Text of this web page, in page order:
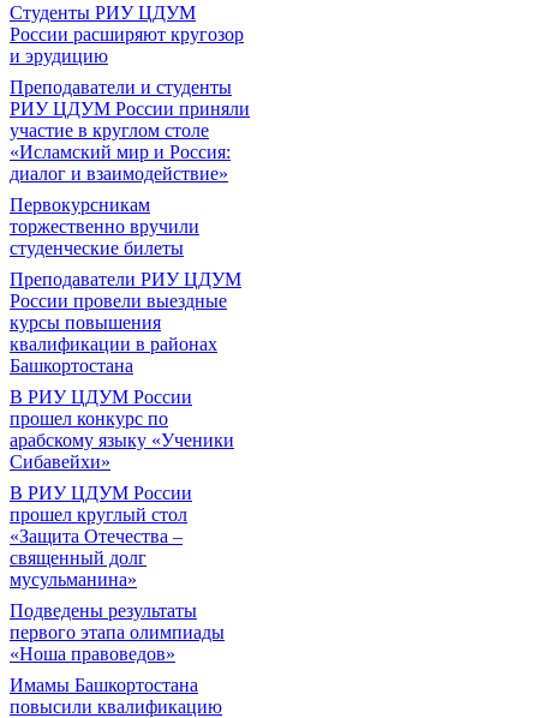
Студенты РИУ ЦДУМ
России расширяют кругозор
и эрудицию
Преподаватели и студенты
РИУ ЦДУМ России приняли
участие в круглом столе
«Исламский мир и Россия:
диалог и взаимодействие»
Первокурсникам
торжественно вручили
студенческие билеты
Преподаватели РИУ ЦДУМ
России провели выездные
курсы повышения
квалификации в районах
Башкортостана
В РИУ ЦДУМ России
прошел конкурс по
арабскому языку «Ученики
Сибавейхи»
В РИУ ЦДУМ России
прошел круглый стол
«Защита Отечества –
священный долг
мусульманина»
Подведены результаты
первого этапа олимпиады
«Ноша правоведов»
Имамы Башкортостана
повысили квалификацию